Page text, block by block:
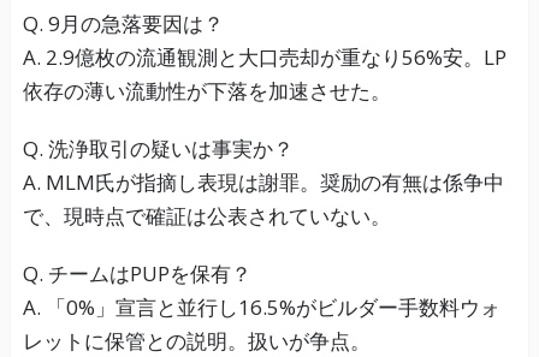
Q. 9月の急落要因は？
A. 2.9億枚の流通観測と大口売却が重なり56%安。LP
依存の薄い流動性が下落を加速させた。
Q. 洗浄取引の疑いは事実か？
A. MLM氏が指摘し表現は謝罪。奨励の有無は係争中
で、現時点で確証は公表されていない。
Q. チームはPUPを保有？
A. 「0%」宣言と並行し16.5%がビルダー手数料ウォ
レットに保管との説明。扱いが争点。